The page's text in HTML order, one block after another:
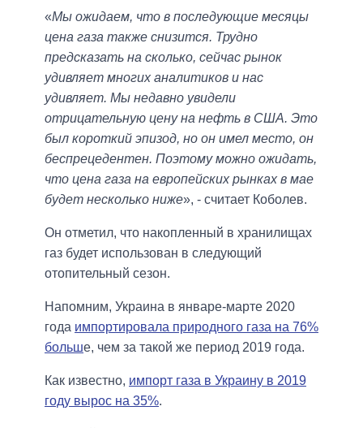
«Мы ожидаем, что в последующие месяцы
цена газа также снизится. Трудно
предсказать на сколько, сейчас рынок
удивляет многих аналитиков и нас
удивляет. Мы недавно увидели
отрицательную цену на нефть в США. Это
был короткий эпизод, но он имел место, он
беспрецедентен. Поэтому можно ожидать,
что цена газа на европейских рынках в мае
будет несколько ниже», - считает Коболев.
Он отметил, что накопленный в хранилищах
газ будет использован в следующий
отопительный сезон.
Напомним, Украина в январе-марте 2020
года импортировала природного газа на 76%
больше, чем за такой же период 2019 года.
Как известно, импорт газа в Украину в 2019
году вырос на 35%.